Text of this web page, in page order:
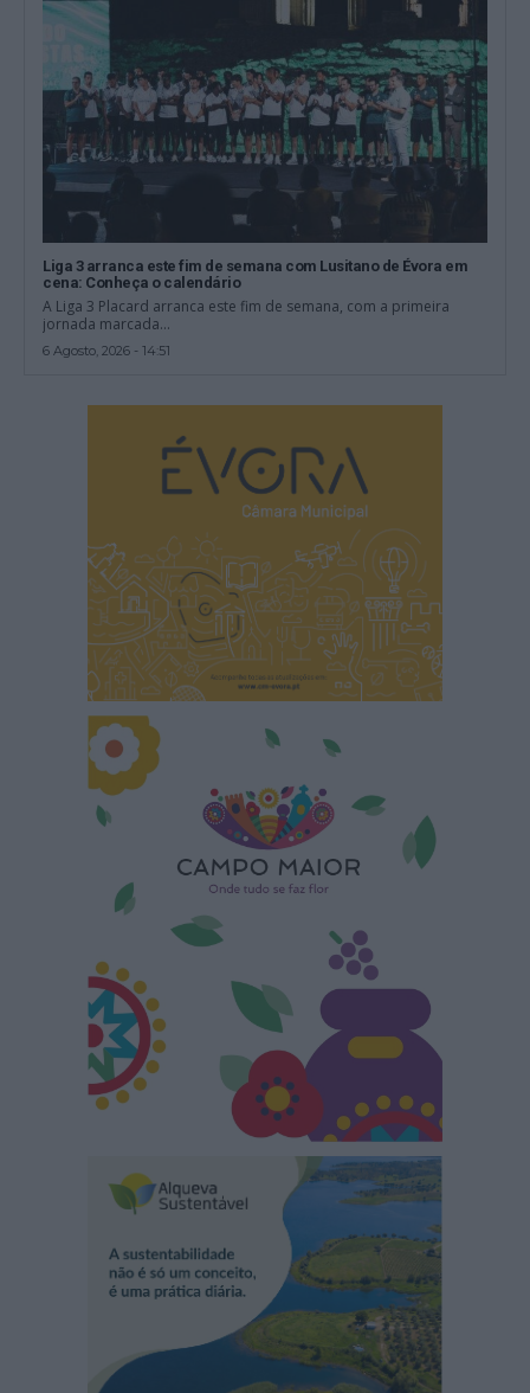
Liga 3 arranca este fim de semana com Lusitano de Évora em
cena: Conheça o calendário
A Liga 3 Placard arranca este fim de semana, com a primeira
jornada marcada...
6 Agosto, 2026 - 14:51